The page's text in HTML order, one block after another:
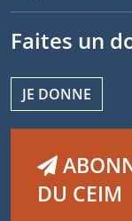
Faites un
JE DONNE
DU CEIM